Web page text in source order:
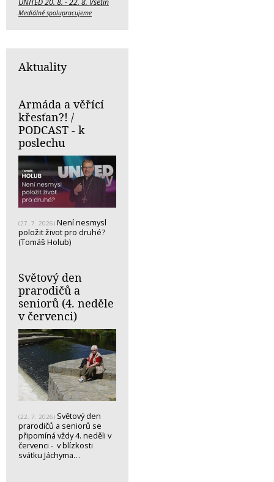
UNITED 20. 8. - 22. 8. Vsetín
Mediálně spolupracujeme
Aktuality
Armáda a věřící
křesťan?! /
PODCAST - k
poslechu
(27. 7. 2026) Není nesmysl
položit život pro druhé?
(Tomáš Holub)
Světový den
prarodičů a
seniorů (4. neděle
v červenci)
(22. 7. 2026) Světový den
prarodičů a seniorů se
připomíná vždy 4. neděli v
červenci - v blízkosti
svátku Jáchyma…